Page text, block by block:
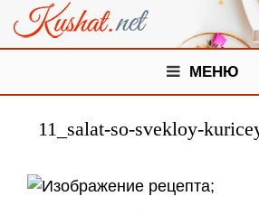
МЕНЮ
11_salat-so-svekloy-
;